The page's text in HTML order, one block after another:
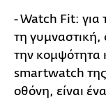
- Watch Fit: για
τη γυμναστική,
την κομψότητα
smartwatch
οθόνη, είναι